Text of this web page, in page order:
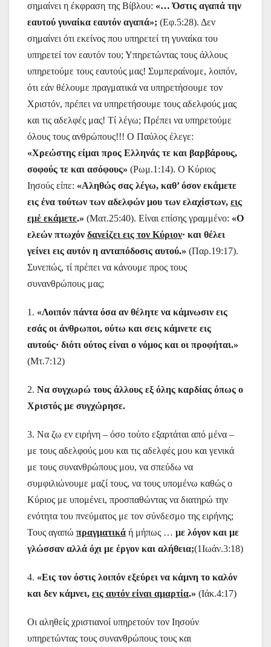
σημαίνει η έκφραση της Βίβλου: «… Όστις αγαπά την
εαυτού γυναίκα εαυτόν αγαπά»; (Εφ.5:28). Δεν
σημαίνει ότι εκείνος που υπηρετεί τη γυναίκα του
υπηρετεί τον εαυτόν του; Υπηρετώντας τους άλλους
υπηρετούμε τους εαυτούς μας! Συμπεραίνομε, λοιπόν,
ότι εάν θέλουμε πραγματικά να υπηρετήσουμε τον
Χριστόν, πρέπει να υπηρετήσουμε τους αδελφούς μας
και τις αδελφές μας! Τί λέγω; Πρέπει να υπηρετούμε
όλους τους ανθρώπους!!! Ο Παύλος έλεγε:
«Χρεώστης είμαι προς Ελληνάς τε και βαρβάρους,
σοφούς τε και ασόφους» (Ρωμ.1:14). Ο Κύριος
Ιησούς είπε: «Αληθώς σας λέγω, καθ’ όσον εκάμετε
εις ένα τούτων των αδελφών μου των ελαχίστων, εις
εμέ εκάμετε.» (Ματ.25:40). Είναι επίσης γραμμένο: «Ο
ελεών πτωχόν δανείζει εις τον Κύριον· και θέλει
γείνει εις αυτόν η ανταπόδοσις αυτού.» (Παρ.19:17).
Συνεπώς, τί πρέπει να κάνουμε προς τους
συνανθρώπους μας;
1. «Λοιπόν πάντα όσα αν θέλητε να κάμνωσιν εις
εσάς οι άνθρωποι, ούτω και σεις κάμνετε εις
αυτούς· διότι ούτος είναι ο νόμος και οι προφήται.»
(Μτ.7:12)
2. Να συγχωρώ τους άλλους εξ όλης καρδίας όπως ο
Χριστός με συγχώρησε.
3. Να ζω εν ειρήνη – όσο τούτο εξαρτάται από μένα –
με τους αδελφούς μου και τις αδελφές μου και γενικά
με τους συνανθρώπους μου, να σπεύδω να
συμφιλιώνουμε μαζί τους, να τους υπομένω καθώς ο
Κύριος με υπομένει, προσπαθώντας να διατηρώ την
ενότητα του πνεύματος με τον σύνδεσμο της ειρήνης;
Τους αγαπώ πραγματικά ή μήπως … με λόγον και με
γλώσσαν αλλά όχι με έργον και αλήθεια;(1Ιωάν.3:18)
4. «Εις τον όστις λοιπόν εξεύρει να κάμνη το καλόν
και δεν κάμνει, εις αυτόν είναι αμαρτία.» (Ιάκ.4:17)
Οι αληθείς χριστιανοί υπηρετούν τον Ιησούν
υπηρετώντας τους συνανθρώπους τους και